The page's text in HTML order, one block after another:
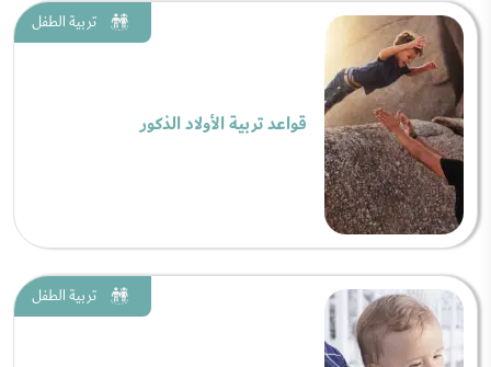
تربية الطفل
قواعد تربية الأولاد الذكور
تربية الطفل